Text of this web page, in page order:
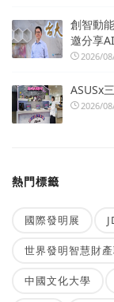
創智動
邀分享
2026/
ASUSx
2026/
熱門標籤
國際發明展
世界發明智慧財
中國文化大學